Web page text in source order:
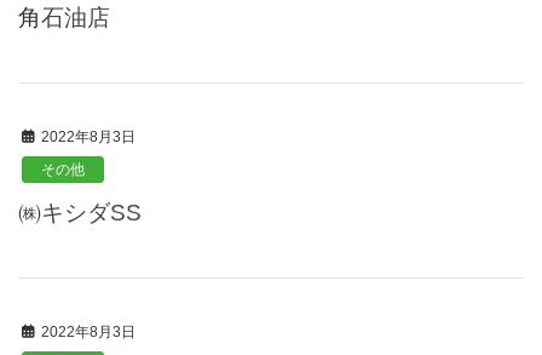
角石油店
2022年8月3日
その他
㈱キシダSS
2022年8月3日